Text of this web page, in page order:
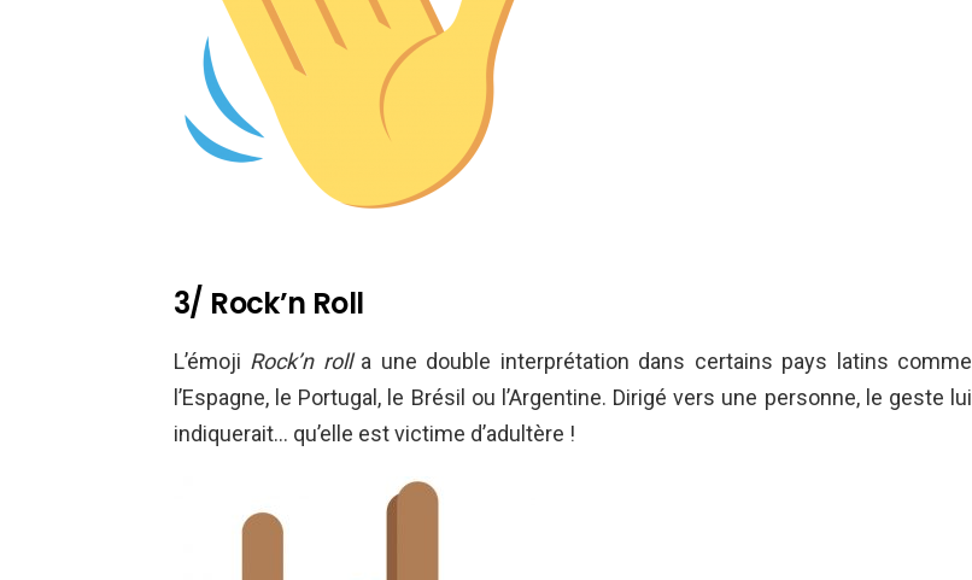
3/ Rock’n Roll
L’émoji Rock’n rolla une double interprétation dans certains pays latins comme
l’Espagne, le Portugal, le Brésil ou l’Argentine. Dirigé vers une personne, le geste lui
indiquerait… qu’elle est victime d’adultère !